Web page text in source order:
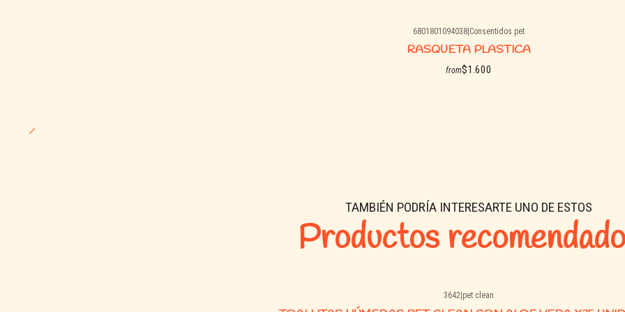
6801801094038 Consentidos pet
RASQUETA PLASTICA
from$1.600
TAMBIÉN PODRÍA INTERESARTE UNO DE ESTOS
Productos
3642 pet clean